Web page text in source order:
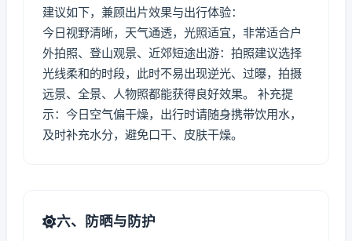
建议如下，兼顾出片效果与出行体验：
今日视野清晰，天气通透，光照适宜，非常适合户
外拍照、登山观景、近郊短途出游：拍照建议选择
光线柔和的时段，此时不易出现逆光、过曝，拍摄
远景、全景、人物照都能获得良好效果。 补充提
示：今日空气偏干燥，出行时请随身携带饮用水，
及时补充水分，避免口干、皮肤干燥。
六、防晒与防护